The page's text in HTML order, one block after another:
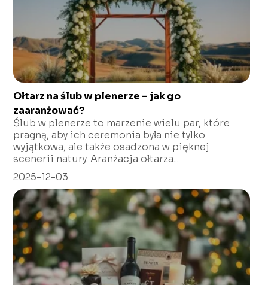
Ołtarz na ślub w plenerze – jak go
zaaranżować?
Ślub w plenerze to marzenie wielu par, które
pragną, aby ich ceremonia była nie tylko
wyjątkowa, ale także osadzona w pięknej
scenerii natury. Aranżacja ołtarza...
2025-12-03